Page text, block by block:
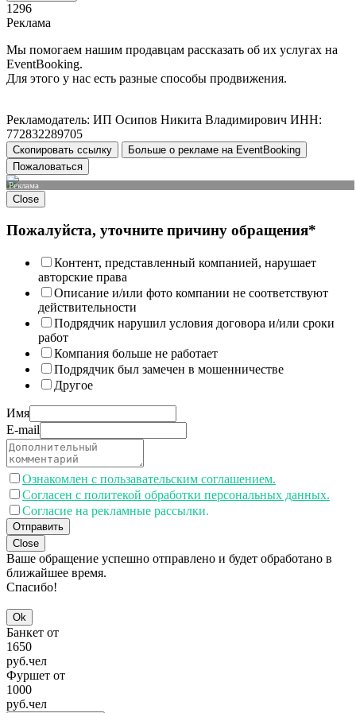
1296
Реклама
Мы помогаем нашим продавцам рассказать об их услугах на
EventBooking.
Для этого у нас есть разные способы продвижения.
Рекламодатель: ИП Осипов Никита Владимирович ИНН:
772832289705
Скопировать ссылку
Больше о рекламе на EventBooking
Пожаловаться
Реклама
Close
Пожалуйста, уточните причину обращения*
Контент, представленный компанией, нарушает
авторские права
Описание и/или фото компании не соответствуют
действительности
Подрядчик нарушил условия договора и/или сроки
работ
Компания больше не работает
Подрядчик был замечен в мошенничестве
Другое
Имя
E-mail
Ознакомлен с пользавательским соглашением.
Согласен с политекой обработки персональных данных.
Согласие на рекламные рассылки.
Отправить
Close
Ваше обращение успешно отправлено и будет обработано в
ближайшее время.
Спасибо!
Ok
Банкет от
1650
руб.чел
Фуршет от
1000
руб.чел